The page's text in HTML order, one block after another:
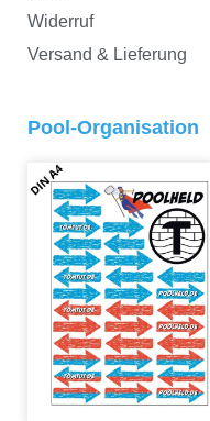
Widerruf
Versand & Lieferung
Pool-Organisation